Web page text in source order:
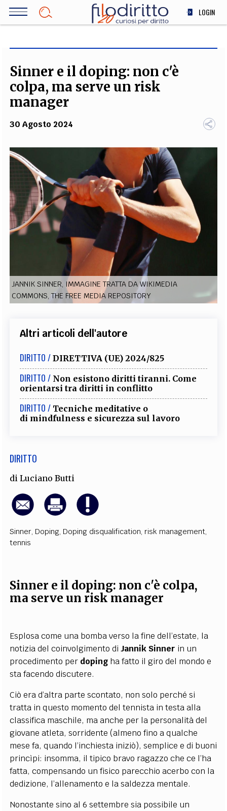
Salta
LOGIN
SOCIETÀ
MEDICINA
TEAM
FILODIRITTO REDAZIONE COMITATO SCIENTIFICO AUTORI
CURATORI
FOTOGRAFI
PARTNER COLLABORA CON NOI
EXTRA
LIBRI PROCEEDINGS PUBBLICITÀ
SOCIAL MEDIA
Sinner e il doping: non c'è
colpa, ma serve un risk
manager
30 Agosto 2024
JANNIK SINNER, IMMAGINE TRATTA DA WIKIMEDIA
COMMONS, THE FREE MEDIA REPOSITORY
Altri articoli dell'autore
DIRITTO / DIRETTIVA (UE) 2024/825
DIRITTO / Non esistono diritti tiranni. Come
orientarsi tra diritti in conflitto
DIRITTO / Tecniche meditative o
di mindfulness e sicurezza sul lavoro
DIRITTO
diLuciano Butti
Sinner, Doping, Doping disqualification, risk management,
tennis
Sinner e il doping: non c'è colpa,
ma serve un risk manager
Esplosa come una bomba verso la fine dell’estate, la
notizia del coinvolgimento diJannik Sinner in un
procedimento per doping ha fatto il giro del mondo e
sta facendo discutere.
Ciò era d’altra parte scontato, non solo perché si
tratta in questo momento del tennista in testa alla
classifica maschile, ma anche per la personalità del
giovane atleta, sorridente (almeno fino a qualche
mese fa, quando l’inchiesta iniziò), semplice e di buoni
princìpi: insomma, il tipico bravo ragazzo che ce l’ha
fatta, compensando un fisico parecchio acerbo con la
dedizione, l’allenamento e la saldezza mentale.
Nonostante sino al 6 settembre sia possibile un